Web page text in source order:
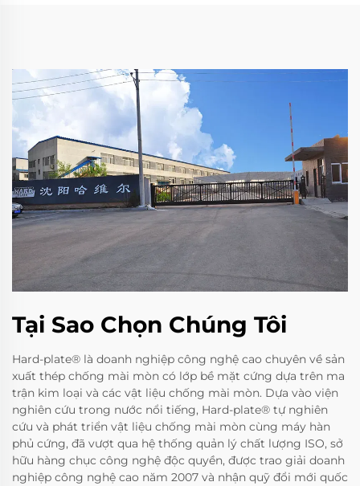
Tại Sao Chọn Chúng Tôi
Hard-plate® là doanh nghiệp công nghệ cao chuyên về sản
xuất thép chống mài mòn có lớp bề mặt cứng dựa trên ma
trận kim loại và các vật liệu chống mài mòn. Dựa vào viện
nghiên cứu trong nước nổi tiếng, Hard-plate® tự nghiên
cứu và phát triển vật liệu chống mài mòn cùng máy hàn
phủ cứng, đã vượt qua hệ thống quản lý chất lượng ISO, sở
hữu hàng chục công nghệ độc quyền, được trao giải doanh
nghiệp công nghệ cao năm 2007 và nhận quỹ đổi mới quốc